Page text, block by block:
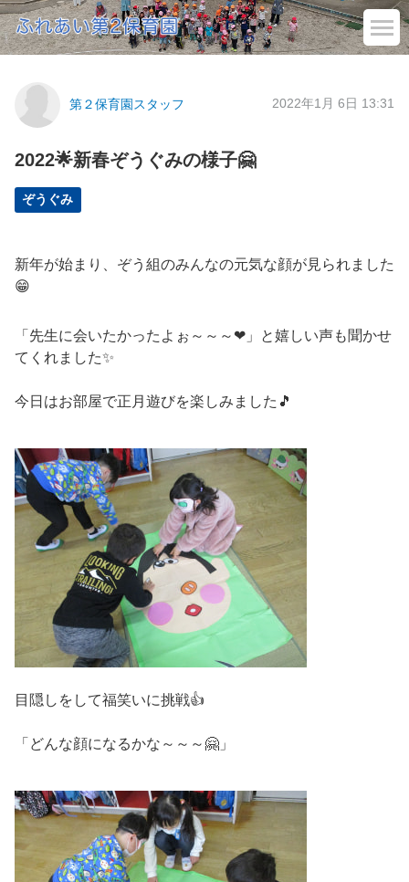
第２保育園スタッフ 2022年1月 6日 13:31
2022🌟新春ぞうぐみの様子🤗
ぞうぐみ
新年が始まり、ぞう組のみんなの元気な顔が見られました
😁
「先生に会いたかったよぉ～～～❤」と嬉しい声も聞かせ
てくれました✨
今日はお部屋で正月遊びを楽しみました🎵
目隠しをして福笑いに挑戦👍
「どんな顔になるかな～～～🤗」